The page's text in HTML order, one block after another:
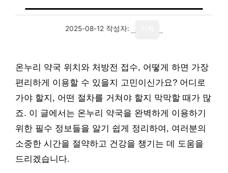
2025-08-12 작성자:
온누리 약국 위치와 처방전 접수, 어떻게 하면 가장
편리하게 이용할 수 있을지 고민이신가요? 어디로
가야 할지, 어떤 절차를 거쳐야 할지 막막할 때가 많
죠. 이 글에서는 온누리 약국을 완벽하게 이용하기
위한 필수 정보들을 알기 쉽게 정리하여, 여러분의
소중한 시간을 절약하고 건강을 챙기는 데 도움을
드리겠습니다.